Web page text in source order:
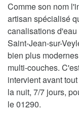
Comme son nom
artisan spécialisé
canalisations
Saint-Jean-sur-
bien plus
multi-couches.
intervient avant
la nuit, 7/7 jours,
le 01290.